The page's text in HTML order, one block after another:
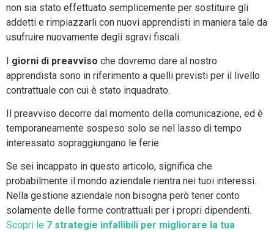
non sia stato effettuato semplicemente per sostituire gli
addetti e rimpiazzarli con nuovi apprendisti in maniera tale da
usufruire nuovamente degli sgravi fiscali.
I giorni di preavviso che dovremo dare al nostro
apprendista sono in riferimento a quelli previsti per il livello
contrattuale con cui è stato inquadrato.
Il preavviso decorre dal momento della comunicazione, ed è
temporaneamente sospeso solo se nel lasso di tempo
interessato sopraggiungano le ferie.
Se sei incappato in questo articolo, significa che
probabilmente il mondo aziendale rientra nei tuoi interessi.
Nella gestione aziendale non bisogna però tener conto
solamente delle forme contrattuali per i propri dipendenti.
Scopri le 7 strategie infallibili per migliorare la tua